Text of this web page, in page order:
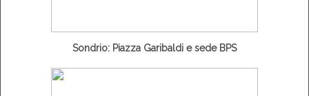
Sondrio: Piazza Garibaldi e sede BPS